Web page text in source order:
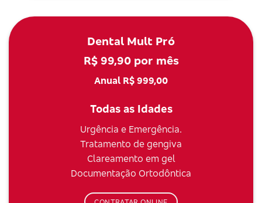
Dental Mult Pró
R$ 99,90 por mês
Anual R$ 999,00
Todas as Idades
Urgência e Emergência.
Tratamento de gengiva
Clareamento em gel
Documentação Ortodôntica